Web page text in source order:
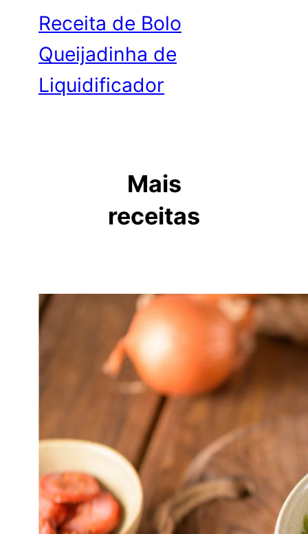
Receita de Bolo
Queijadinha de
Liquidificador
Mais
receitas